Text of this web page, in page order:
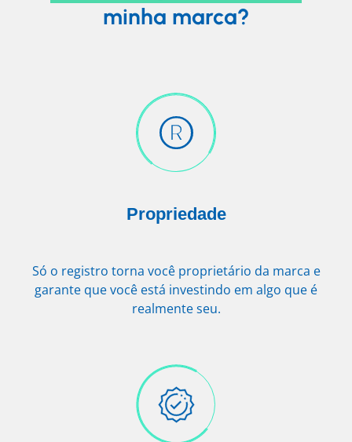
minha marca?
Propriedade
Só o registro torna você proprietário da marca e
garante que você está investindo em algo que é
realmente seu.